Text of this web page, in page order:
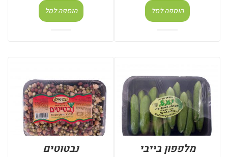
הוספה לסל הוספה לסל
מלפפון בייבי נבטוטים